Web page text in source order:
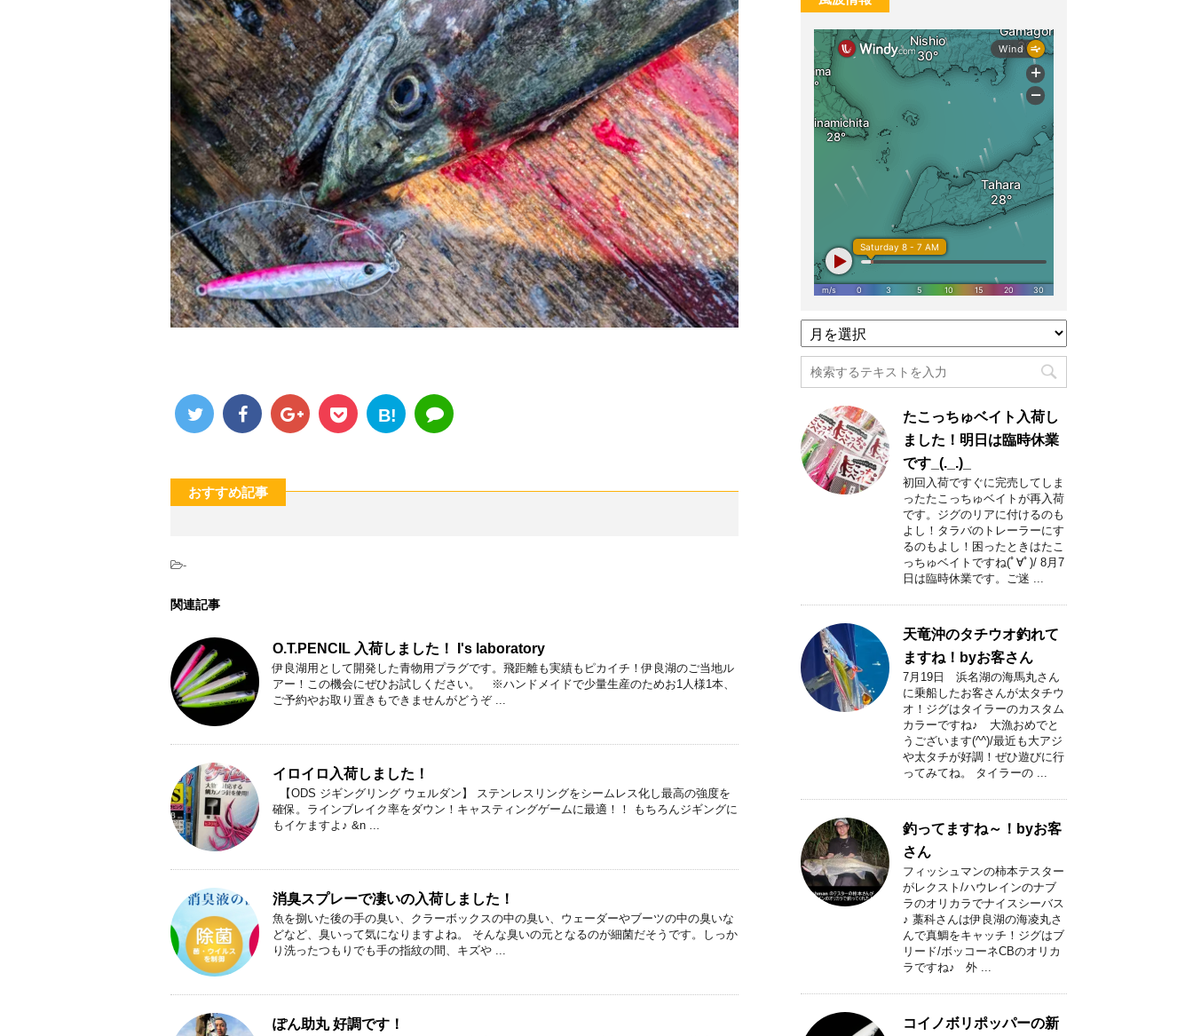
B!
おすすめ記事
-
関連記事
O.T.PENCIL 入荷しました！ I's laboratory
伊良湖用として開発した青物用プラグです。飛距離も実績もピカイチ！伊良湖のご当地ル
アー！この機会にぜひお試しください。 ※ハンドメイドで少量生産のためお1人様1本、
ご予約やお取り置きもできませんがどうぞ ...
イロイロ入荷しました！
【ODS ジギングリング ウェルダン】 ステンレスリングをシームレス化し最高の強度を
確保。ラインブレイク率をダウン！キャスティングゲームに最適！！ もちろんジギングに
もイケますよ♪ &n ...
消臭スプレーで凄いの入荷しました！
魚を捌いた後の手の臭い、クラーボックスの中の臭い、ウェーダーやブーツの中の臭いな
どなど、臭いって気になりますよね。 そんな臭いの元となるのが細菌だそうです。しっか
り洗ったつもりでも手の指紋の間、キズや ...
ぽん助丸 好調です！
過
去
記
事
別
一
覧
たこっちゅベイト入荷し
ました！明日は臨時休業
です_(._.)_
初回入荷ですぐに完売してしま
ったたこっちゅベイトが再入荷
です。ジグのリアに付けるのも
よし！タラバのトレーラーにす
るのもよし！困ったときはたこ
っちゅベイトですね(ﾟ∀ﾟ)/ 8月7
日は臨時休業です。ご迷 ...
天竜沖のタチウオ釣れて
ますね！byお客さん
7月19日 浜名湖の海馬丸さん
に乗船したお客さんが太タチウ
オ！ジグはタイラーのカスタム
カラーですね♪ 大漁おめでと
うございます(^^)/最近も大アジ
や太タチが好調！ぜひ遊びに行
ってみてね。 タイラーの ...
釣ってますね～！byお客
さん
フィッシュマンの柿本テスター
がレクスト/ハウレインのナブ
ラのオリカラでナイスシーバス
♪ 藁科さんは伊良湖の海凌丸さ
んで真鯛をキャッチ！ジグはブ
リード/ボッコーネCBのオリカ
ラですね♪ 外 ...
コイノボリポッパーの新